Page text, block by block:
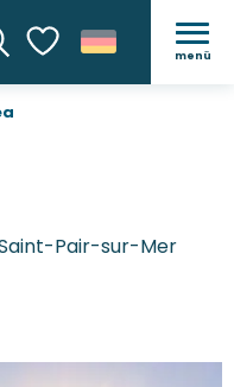
Voir les favoris
menü
Saint-Pair-sur-Mer